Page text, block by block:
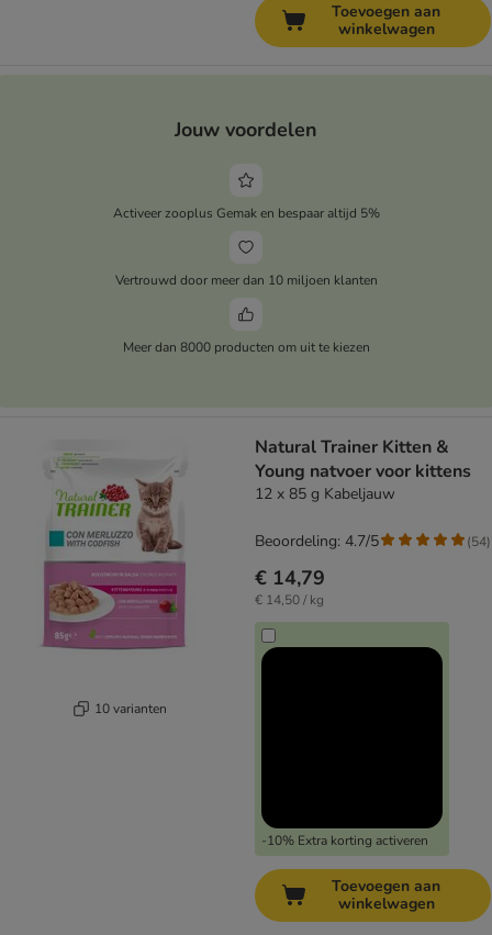
Toevoegen aan
winkelwagen
Jouw voordelen
Activeer zooplus Gemak en bespaar altijd 5%
Vertrouwd door meer dan 10 miljoen klanten
Meer dan 8000 producten om uit te kiezen
10 varianten
Natural Trainer Kitten &
Young natvoer voor kittens
12 x 85 g Kabeljauw
€ 14,79
€ 14,50 / kg
-10% Extra korting activeren
Beoordeling: 4.7/5 (54)
Toevoegen aan
winkelwagen